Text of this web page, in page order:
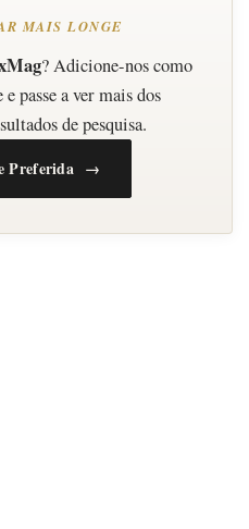
MAIS LONGE
? Adicione-nos como
passe a ver mais dos
de pesquisa.
Preferida →